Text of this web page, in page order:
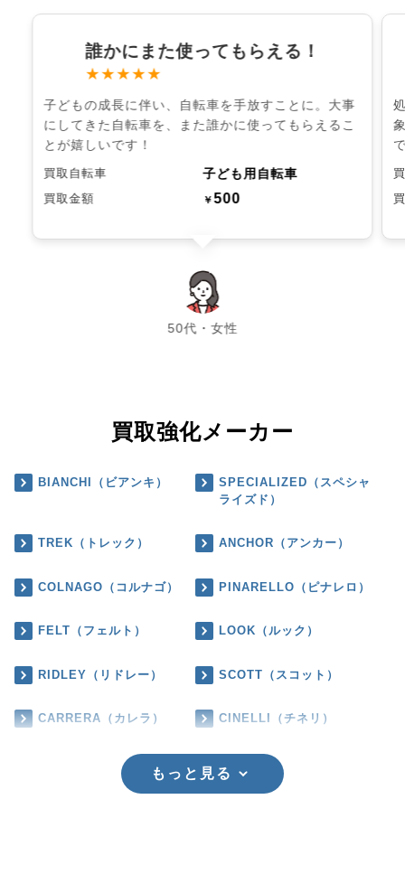
誰かにまた使ってもらえる！
★★★★★
子どもの成長に伴い、自転車を手放すことに。大事
にしてきた自転車を、また誰かに使ってもらえるこ
とが嬉しいです！
買取自転車 子ども用自転車
買取金額 ￥500
50代・女性
chevron_left chevron_right
買取強化メーカー
BIANCHI（ビアンキ）
SPECIALIZED（スペシャ
ライズド）
TREK（トレック） ANCHOR（アンカー）
COLNAGO（コルナゴ） PINARELLO（ピナレロ）
FELT（フェルト） LOOK（ルック）
RIDLEY（リドレー） SCOTT（スコット）
CARRERA（カレラ） CINELLI（チネリ）
もっと見る